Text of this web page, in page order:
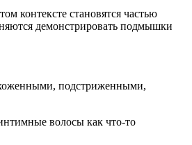
контексте становятся частью
демонстрировать подмышки
подстриженными,
волосы как что-то